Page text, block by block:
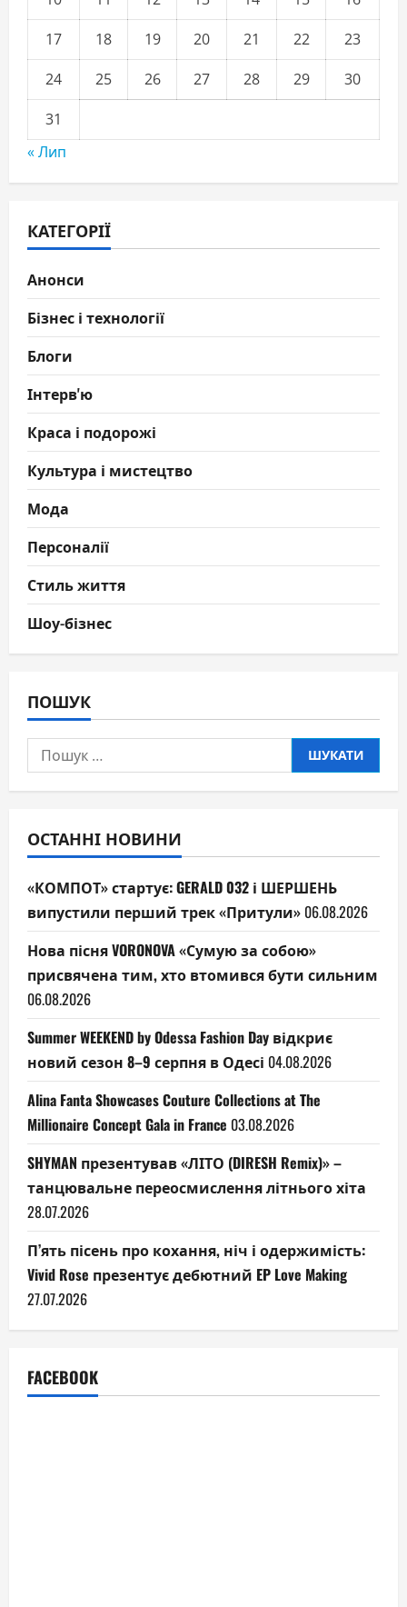
17
18 19 20 21 22
23
24
25 26 27 28 29
30
31
« Лип
КАТЕГОРІЇ
Анонси
Бізнес і технології
Блоги
Інтерв'ю
Краса і подорожі
Культура і мистецтво
Мода
Персоналії
Стиль життя
Шоу-бізнес
ПОШУК
Пошук:
ОСТАННІ НОВИНИ
«КОМПОТ» стартує: GERALD 032 і ШЕРШЕНЬ
випустили перший трек «Притули» 06.08.2026
Нова пісня VORONOVA «Сумую за собою»
присвячена тим, хто втомився бути сильним
06.08.2026
Summer WEEKEND by Odessa Fashion Day відкриє
новий сезон 8–9 серпня в Одесі 04.08.2026
Alina Fanta Showcases Couture Collections at The
Millionaire Concept Gala in France 03.08.2026
SHYMAN презентував «ЛІТО (DIRESH Remix)» –
танцювальне переосмислення літнього хіта
28.07.2026
П’ять пісень про кохання, ніч і одержимість:
Vivid Rose презентує дебютний EP Love Making
27.07.2026
FACEBOOK